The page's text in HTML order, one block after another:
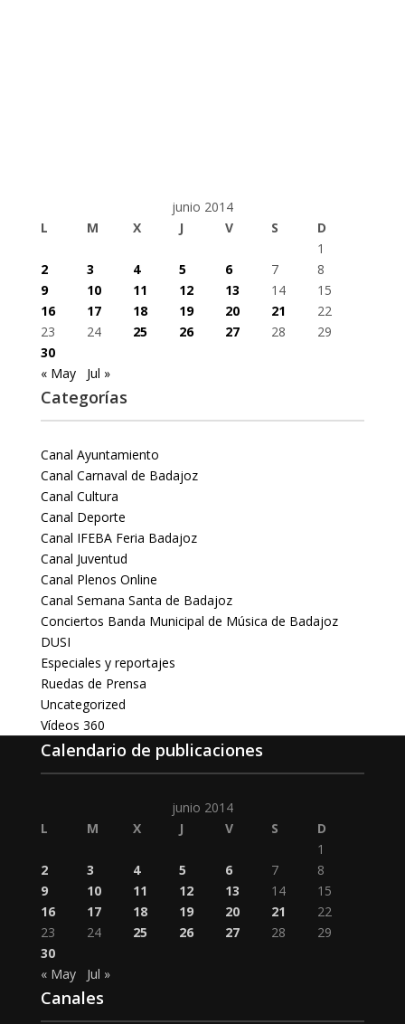
junio 2014
L
M X J V S
D
1
2
3 4 5 6 7
8
9
10 11 12 13 14
15
16
17 18 19 20 21
22
23
24 25 26 27 28
29
30
« May
Jul »
Categorías
Canal Ayuntamiento
Canal Carnaval de Badajoz
Canal Cultura
Canal Deporte
Canal IFEBA Feria Badajoz
Canal Juventud
Canal Plenos Online
Canal Semana Santa de Badajoz
Conciertos Banda Municipal de Música de Badajoz
DUSI
Especiales y reportajes
Ruedas de Prensa
Uncategorized
Vídeos 360
Calendario de publicaciones
junio 2014
L
M X J V S
D
1
2
3 4 5 6 7
8
9
10 11 12 13 14
15
16
17 18 19 20 21
22
23
24 25 26 27 28
29
30
« May
Jul »
Canales